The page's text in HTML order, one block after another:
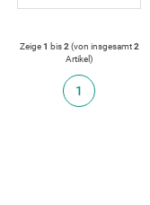
Zeige1 bis2(von insgesamt2
Artikel)
1